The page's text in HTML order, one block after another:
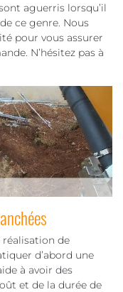
aguerris lorsqu’il
ce genre. Nous
pour vous assurer
N’hésitez pas à
de
d’abord une
à avoir des
et de la durée de